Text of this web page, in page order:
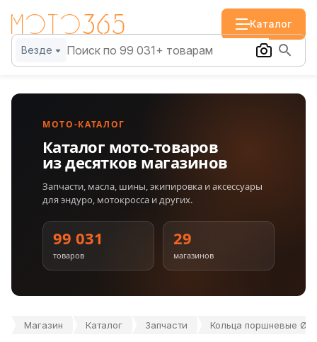
Каталог
Везде
МОТО-КАТАЛОГ
Каталог мото-товаров
из десятков магазинов
Запчасти, масла, шины, экипировка и аксессуары
для эндуро, мотокросса и других.
99 031
товаров
29
магазинов
Магазин Каталог Запчасти Кольца поршневые Ø61